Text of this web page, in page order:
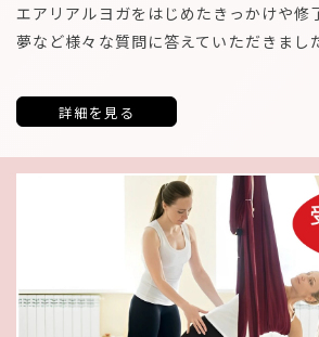
エアリアルヨガをはじめたきっかけや修
夢など様々な質問に答えていただきまし
詳細を見る